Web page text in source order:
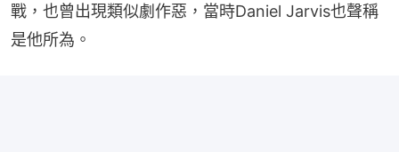
戰，也曾出現類似劇作惡，當時Daniel Jarvis也聲稱
是他所為。